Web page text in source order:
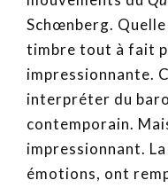
Schœnberg.
timbre tout à fait
impressionnante.
interpréter du
contemporain.
impressionnant.
émotions, ont